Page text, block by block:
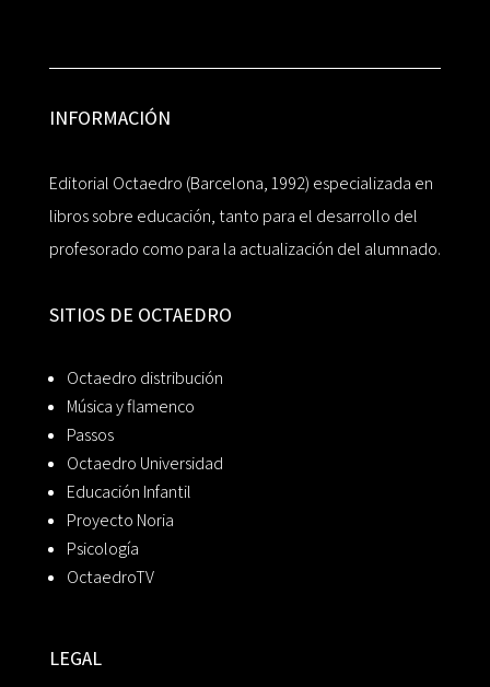
INFORMACIÓN
Editorial Octaedro (Barcelona, 1992) especializada en
libros sobre educación, tanto para el desarrollo del
profesorado como para la actualización del alumnado.
SITIOS DE OCTAEDRO
Octaedro distribución
Música y flamenco
Passos
Octaedro Universidad
Educación Infantil
Proyecto Noria
Psicología
OctaedroTV
LEGAL